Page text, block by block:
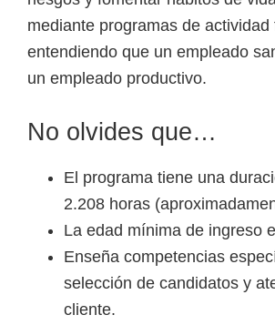
mediante programas de actividad
entendiendo que un empleado
un empleado productivo.
No olvides que…
El programa tiene una
2.208 horas
La edad mínima de ingreso
Enseña competencias
selección de candidatos y
cliente.